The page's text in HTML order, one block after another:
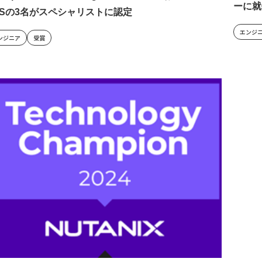
の3名がスペシャリストに認定
ジニア 受賞
ーに
エンジ